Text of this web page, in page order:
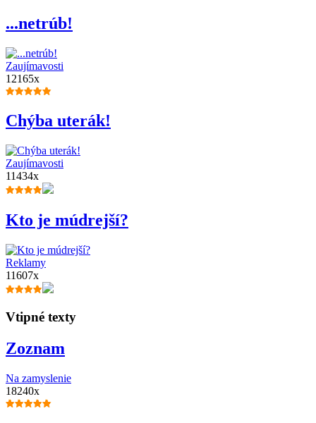
...netrúb!
Zaujímavosti
12165x
Chýba uterák!
Zaujímavosti
11434x
Kto je múdrejší?
Reklamy
11607x
Vtipné texty
Zoznam
Na zamyslenie
18240x